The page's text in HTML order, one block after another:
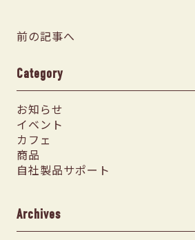
前の記事へ
Category
お知らせ
イベント
カフェ
商品
自社製品サポート
Archives